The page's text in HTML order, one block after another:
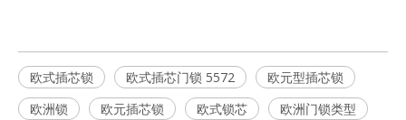
欧式插芯锁 欧式插芯门锁 5572
欧元型插芯锁
欧洲锁
欧元插芯锁 欧式锁芯
欧洲门锁类型